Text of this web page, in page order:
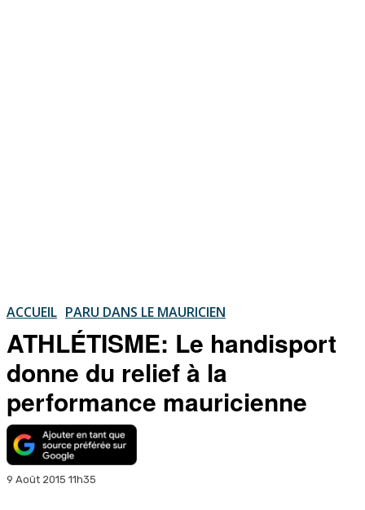
ACCUEIL PARU DANS LE MAURICIEN
ATHLÉTISME: Le handisport
donne du relief à la
performance mauricienne
9 Août 2015 11h35